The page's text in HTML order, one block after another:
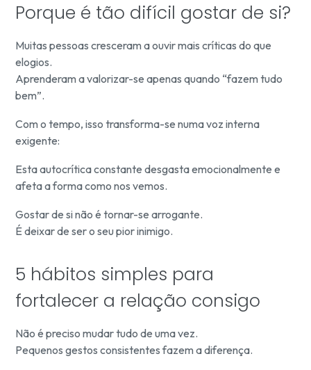
Porque é tão difícil gostar de si?
Muitas pessoas cresceram a ouvir mais críticas do que
elogios.
Aprenderam a valorizar-se apenas quando “fazem tudo
bem”.
Com o tempo, isso transforma-se numa voz interna
exigente:
Esta autocrítica constante desgasta emocionalmente e
afeta a forma como nos vemos.
Gostar de si não é tornar-se arrogante.
É deixar de ser o seu pior inimigo.
5 hábitos simples para
fortalecer a relação consigo
Não é preciso mudar tudo de uma vez.
Pequenos gestos consistentes fazem a diferença.